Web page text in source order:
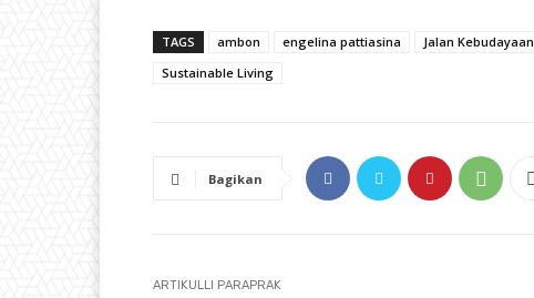
TAGS ambon engelina pattiasina Jalan Kebudayaan
Sustainable Living
Bagikan
ARTIKULLI PARAPRAK